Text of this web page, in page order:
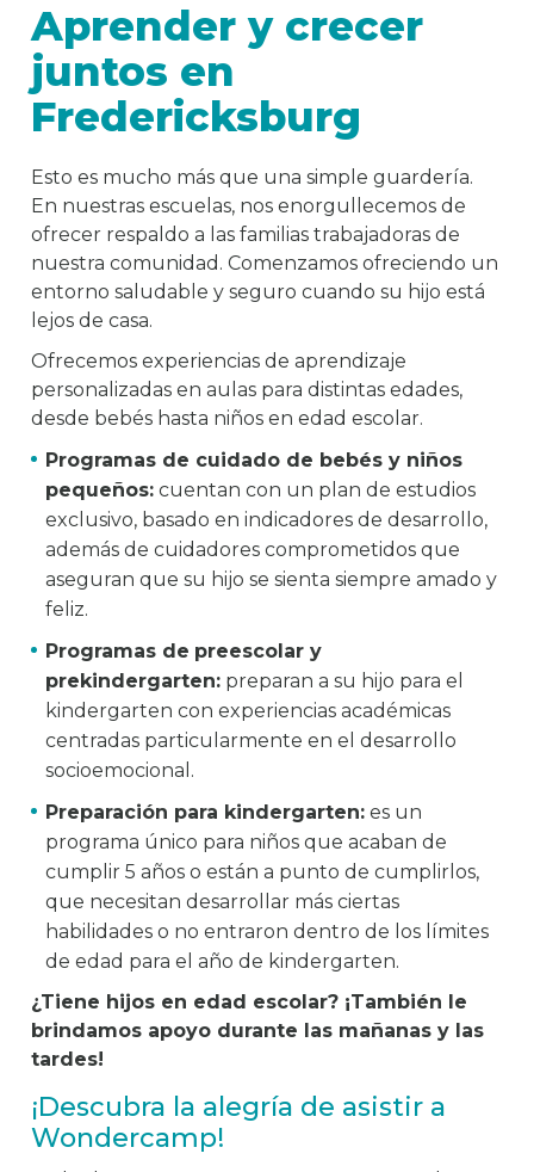
Aprender y crecer
juntos en
Fredericksburg
Esto es mucho más que una simple guardería.
En nuestras escuelas, nos enorgullecemos de
ofrecer respaldo a las familias trabajadoras de
nuestra comunidad. Comenzamos ofreciendo un
entorno saludable y seguro cuando su hijo está
lejos de casa.
Ofrecemos experiencias de aprendizaje
personalizadas en aulas para distintas edades,
desde bebés hasta niños en edad escolar.
Programas de cuidado de bebés y niños
pequeños: cuentan con un plan de estudios
exclusivo, basado en indicadores de desarrollo,
además de cuidadores comprometidos que
aseguran que su hijo se sienta siempre amado y
feliz.
Programas de preescolar y
prekindergarten: preparan a su hijo para el
kindergarten con experiencias académicas
centradas particularmente en el desarrollo
socioemocional.
Preparación para kindergarten: es un
programa único para niños que acaban de
cumplir 5 años o están a punto de cumplirlos,
que necesitan desarrollar más ciertas
habilidades o no entraron dentro de los límites
de edad para el año de kindergarten.
¿Tiene hijos en edad escolar? ¡También le
brindamos apoyo durante las mañanas y las
tardes!
¡Descubra la alegría de asistir a
Wondercamp!